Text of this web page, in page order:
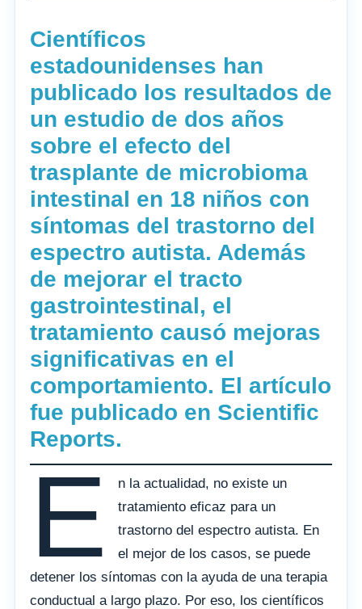
Científicos
estadounidenses han
publicado los resultados de
un estudio de dos años
sobre el efecto del
trasplante de microbioma
intestinal en 18 niños con
síntomas del trastorno del
espectro autista. Además
de mejorar el tracto
gastrointestinal, el
tratamiento causó mejoras
significativas en el
comportamiento. El artículo
fue publicado en Scientific
Reports.
E
n la actualidad, no existe un
tratamiento eficaz para un
trastorno del espectro autista. En
el mejor de los casos, se puede
detener los síntomas con la ayuda de una terapia
conductual a largo plazo. Por eso, los científicos